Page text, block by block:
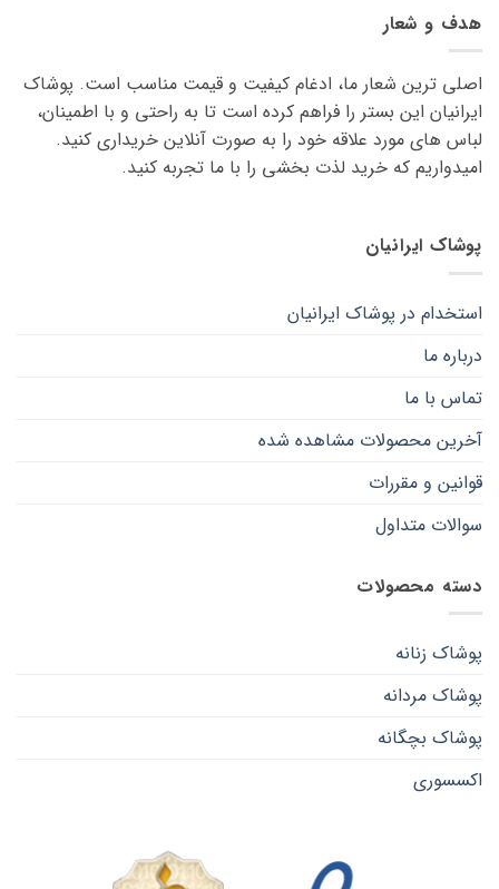
انواع
مختلفی
می
باشد.
گزینه
ها
ممکن
است
محصول
انتخاب
باشد.
گزینه
ممکن
است
هدف و شعار
اصلی ترین شعار ما، ادغام کیفیت و قیمت مناسب است. پوشاک
ایرانیان این بستر را فراهم کرده است تا به راحتی و با اطمینان،
لباس های مورد علاقه ‌خود را به صورت آنلاین خریداری کنید.
امیدواریم که خرید لذت ‌بخشی را با ما تجربه کنید.
پوشاک ایرانیان
استخدام در پوشاک ایرانیان
درباره ما
تماس با ما
آخرین محصولات مشاهده شده
قوانین و مقررات
سوالات متداول
دسته محصولات
پوشاک زنانه
پوشاک مردانه
پوشاک بچگانه
اکسسوری